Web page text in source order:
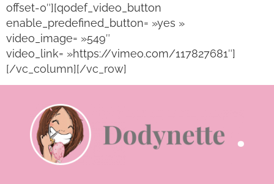
offset-0″][qodef_video_button
enable_predefined_button= »yes »
video_image= »549″
video_link= »https://vimeo.com/117827681″]
[/vc_column][/vc_row]